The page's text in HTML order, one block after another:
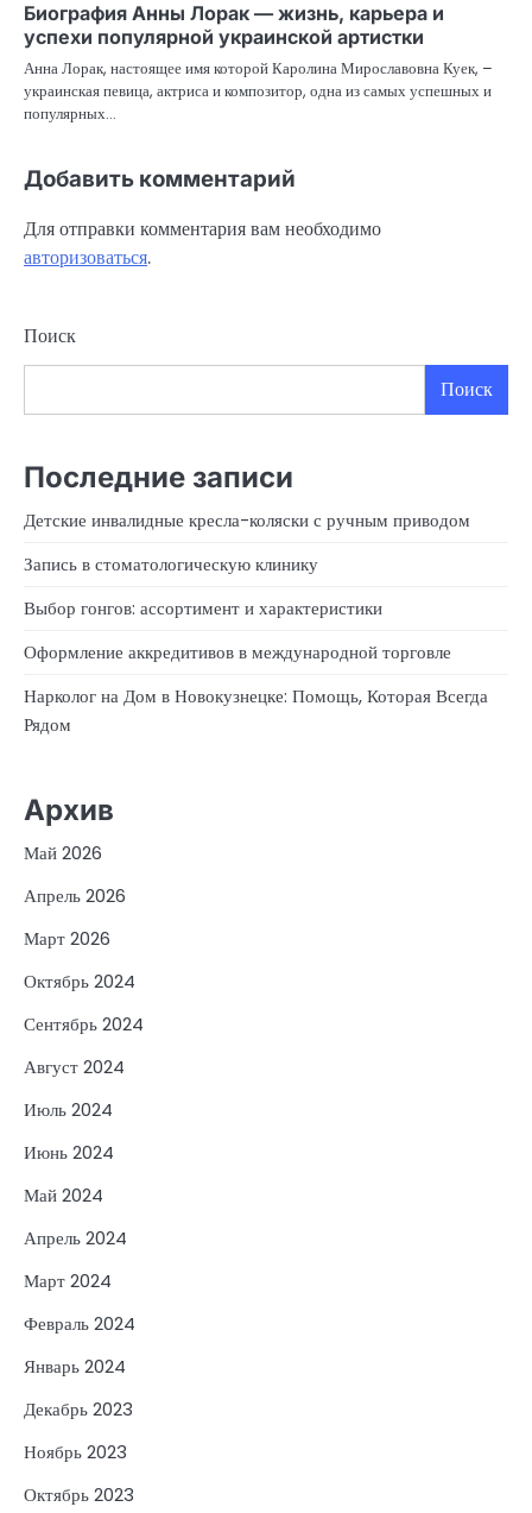
Биография Анны Лорак — жизнь, карьера и
успехи популярной украинской артистки
Анна Лорак, настоящее имя которой Каролина Мирославовна Куек, –
украинская певица, актриса и композитор, одна из самых успешных и
популярных…
Добавить комментарий
Для отправки комментария вам необходимо
авторизоваться.
Поиск
Поиск
Последние записи
Детские инвалидные кресла-коляски с ручным приводом
Запись в стоматологическую клинику
Выбор гонгов: ассортимент и характеристики
Оформление аккредитивов в международной торговле
Нарколог на Дом в Новокузнецке: Помощь, Которая Всегда
Рядом
Архив
Май 2026
Апрель 2026
Март 2026
Октябрь 2024
Сентябрь 2024
Август 2024
Июль 2024
Июнь 2024
Май 2024
Апрель 2024
Март 2024
Февраль 2024
Январь 2024
Декабрь 2023
Ноябрь 2023
Октябрь 2023